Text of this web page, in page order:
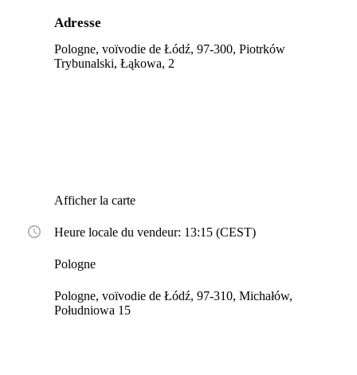
Adresse
Pologne, voïvodie de Łódź, 97-300, Piotrków
Trybunalski, Łąkowa, 2
Afficher la carte
Heure locale du vendeur: 13:15 (CEST)
Pologne
Pologne, voïvodie de Łódź, 97-310, Michałów,
Południowa 15